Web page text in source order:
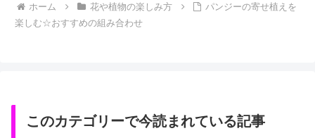
ホーム 花や植物の楽しみ方
パンジーの寄せ植えを
楽しむ☆おすすめの組み合わせ
このカテゴリーで今読まれている記事